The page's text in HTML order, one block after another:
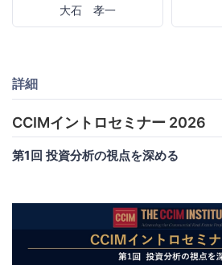
大石 孝一
詳細
CCIMイントロセミナー 2026
第1回 投資分析の視点を深める